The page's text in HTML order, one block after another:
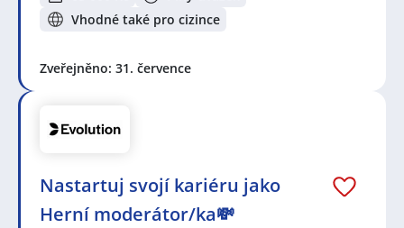
Vhodné také pro cizince
Zveřejněno: 31. července
Nastartuj svojí kariéru jako
Herní moderátor/ka💸